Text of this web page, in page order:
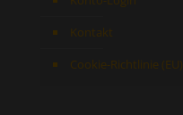
Kontakt
Cookie-Richtlinie (EU)